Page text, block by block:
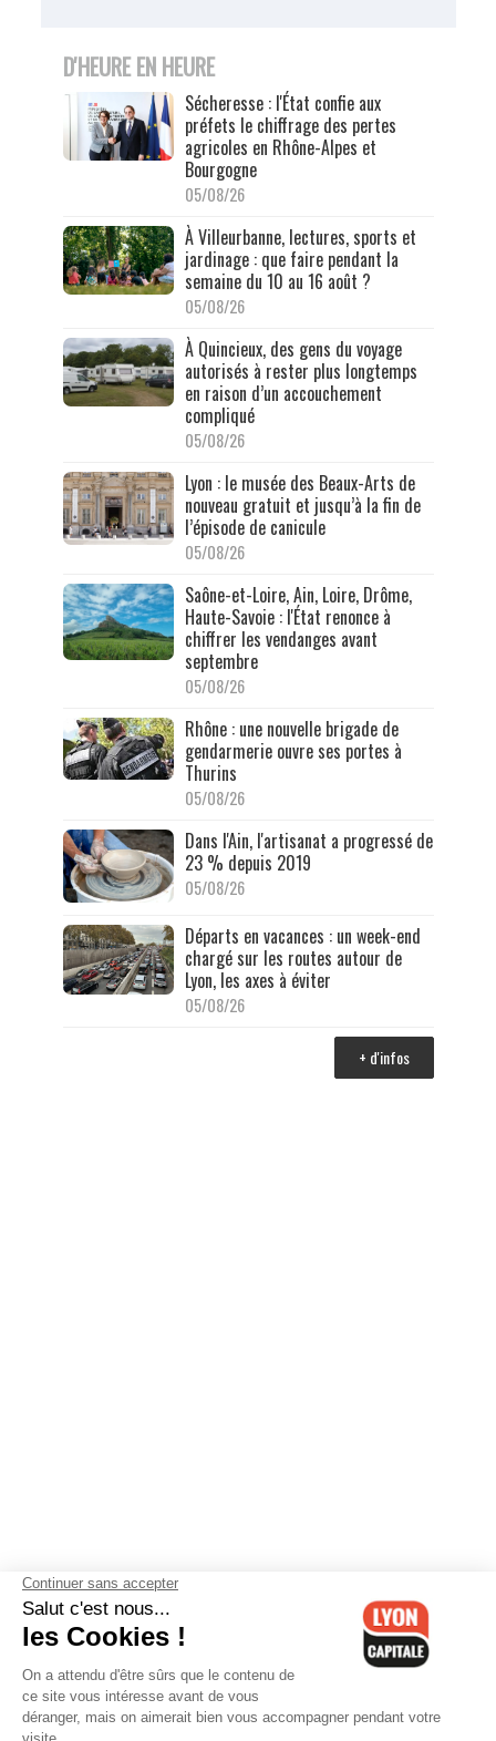
D'HEURE EN HEURE
Sécheresse : l'État confie aux
préfets le chiffrage des pertes
agricoles en Rhône-Alpes et
Bourgogne
05/08/26
À Villeurbanne, lectures, sports et
jardinage : que faire pendant la
semaine du 10 au 16 août ?
05/08/26
À Quincieux, des gens du voyage
autorisés à rester plus longtemps
en raison d’un accouchement
compliqué
05/08/26
Lyon : le musée des Beaux-Arts de
nouveau gratuit et jusqu’à la fin de
l’épisode de canicule
05/08/26
Saône-et-Loire, Ain, Loire, Drôme,
Haute-Savoie : l'État renonce à
chiffrer les vendanges avant
septembre
05/08/26
Rhône : une nouvelle brigade de
gendarmerie ouvre ses portes à
Thurins
05/08/26
Dans l'Ain, l'artisanat a progressé de
23 % depuis 2019
05/08/26
Départs en vacances : un week-end
chargé sur les routes autour de
Lyon, les axes à éviter
05/08/26
+ d'infos